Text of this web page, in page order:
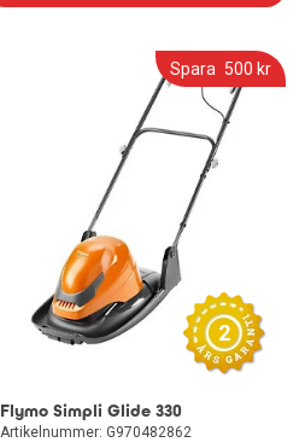
Spara 500 kr
2
Flymo Simpli Glide 330
Artikelnummer: G970482862